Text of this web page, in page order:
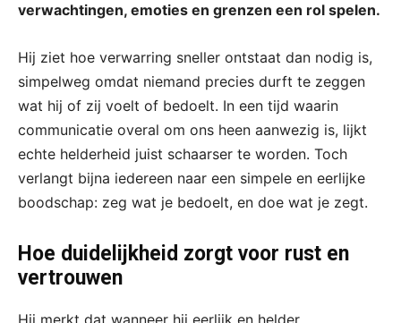
verwachtingen, emoties en grenzen een rol spelen.
Hij ziet hoe verwarring sneller ontstaat dan nodig is,
simpelweg omdat niemand precies durft te zeggen
wat hij of zij voelt of bedoelt. In een tijd waarin
communicatie overal om ons heen aanwezig is, lijkt
echte helderheid juist schaarser te worden. Toch
verlangt bijna iedereen naar een simpele en eerlijke
boodschap: zeg wat je bedoelt, en doe wat je zegt.
Hoe duidelijkheid zorgt voor rust en
vertrouwen